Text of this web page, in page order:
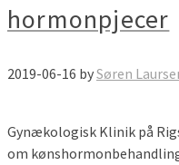
hormonpjecer
2019-06-16 bySøren
Gynækologisk Klinik på
om